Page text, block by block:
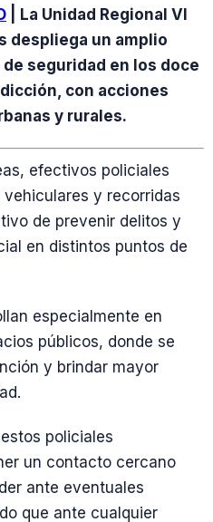
| La Unidad Regional VI
despliega un amplio
seguridad en los doce
con acciones
y rurales.
efectivos policiales
y recorridas
de prevenir delitos y
en distintos puntos de
especialmente en
públicos, donde se
y brindar mayor
policiales
un contacto cercano
ante eventuales
que ante cualquier